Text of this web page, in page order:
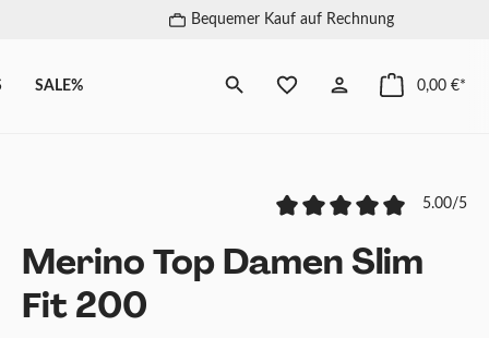
Bequemer Kauf auf Rechnung
SALE% 0,00 €*
5.00/5
Merino Top Damen Slim
Fit 200